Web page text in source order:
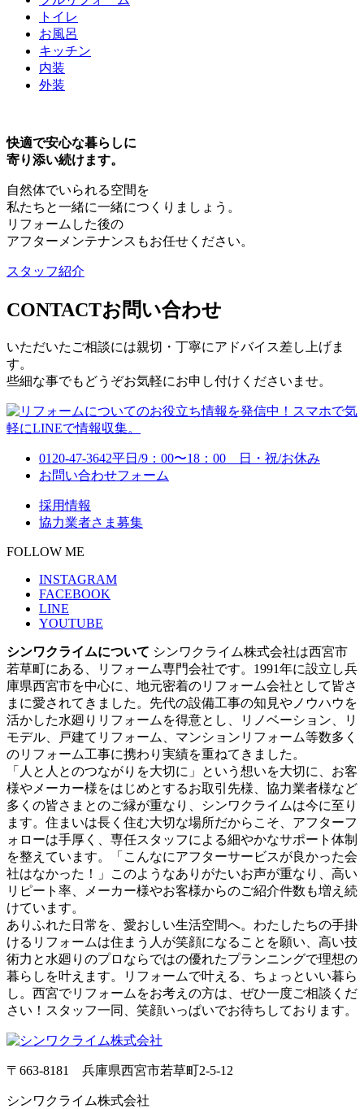
トイレ
お風呂
キッチン
内装
外装
快適で安心な暮らしに
寄り添い続けます。
自然体でいられる空間を
私たちと一緒に一緒につくりましょう。
リフォームした後の
アフターメンテナンスもお任せください。
スタッフ紹介
CONTACTお問い合わせ
いただいたご相談には親切・丁寧にアドバイス差し上げま
す。
些細な事でもどうぞお気軽にお申し付けくださいませ。
0120-47-3642平日/9：00〜18：00 日・祝/お休み
お問い合わせフォーム
採用情報
協力業者さま募集
FOLLOW ME
INSTAGRAM
FACEBOOK
LINE
YOUTUBE
シンワクライムについて シンワクライム株式会社は西宮市
若草町にある、リフォーム専門会社です。1991年に設立し兵
庫県西宮市を中心に、地元密着のリフォーム会社として皆さ
まに愛されてきました。先代の設備工事の知見やノウハウを
活かした水廻りリフォームを得意とし、リノベーション、リ
モデル、戸建てリフォーム、マンションリフォーム等数多く
のリフォーム工事に携わり実績を重ねてきました。
「人と人とのつながりを大切に」という想いを大切に、お客
様やメーカー様をはじめとするお取引先様、協力業者様など
多くの皆さまとのご縁が重なり、シンワクライムは今に至り
ます。住まいは長く住む大切な場所だからこそ、アフターフ
ォローは手厚く、専任スタッフによる細やかなサポート体制
を整えています。「こんなにアフターサービスが良かった会
社はなかった！」このようなありがたいお声が重なり、高い
リピート率、メーカー様やお客様からのご紹介件数も増え続
けています。
ありふれた日常を、愛おしい生活空間へ。わたしたちの手掛
けるリフォームは住まう人が笑顔になることを願い、高い技
術力と水廻りのプロならではの優れたプランニングで理想の
暮らしを叶えます。リフォームで叶える、ちょっといい暮ら
し。西宮でリフォームをお考えの方は、ぜひ一度ご相談くだ
さい！スタッフ一同、笑顔いっぱいでお待ちしております。
〒663-8181 兵庫県西宮市若草町2-5-12
シンワクライム株式会社